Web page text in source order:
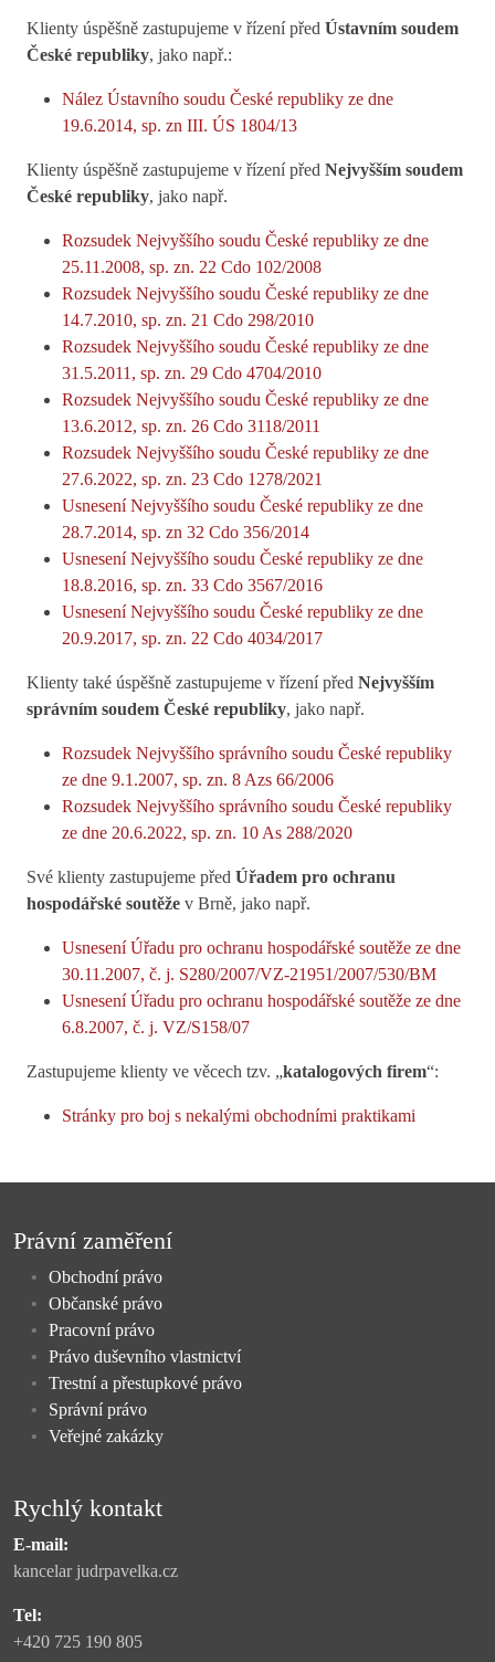
Klienty úspěšně zastupujeme v řízení před Ústavním soudem
České republiky, jako např.:
Nález Ústavního soudu České republiky ze dne
19.6.2014, sp. zn III. ÚS 1804/13
Klienty úspěšně zastupujeme v řízení před Nejvyšším soudem
České republiky, jako např.
Rozsudek Nejvyššího soudu České republiky ze dne
25.11.2008, sp. zn. 22 Cdo 102/2008
Rozsudek Nejvyššího soudu České republiky ze dne
14.7.2010, sp. zn. 21 Cdo 298/2010
Rozsudek Nejvyššího soudu České republiky ze dne
31.5.2011, sp. zn. 29 Cdo 4704/2010
Rozsudek Nejvyššího soudu České republiky ze dne
13.6.2012, sp. zn. 26 Cdo 3118/2011
Rozsudek Nejvyššího soudu České republiky ze dne
27.6.2022, sp. zn. 23 Cdo 1278/2021
Usnesení Nejvyššího soudu České republiky ze dne
28.7.2014, sp. zn 32 Cdo 356/2014
Usnesení Nejvyššího soudu České republiky ze dne
18.8.2016, sp. zn. 33 Cdo 3567/2016
Usnesení Nejvyššího soudu České republiky ze dne
20.9.2017, sp. zn. 22 Cdo 4034/2017
Klienty také úspěšně zastupujeme v řízení před Nejvyšším
správním soudem České republiky, jako např.
Rozsudek Nejvyššího správního soudu České republiky
ze dne 9.1.2007, sp. zn. 8 Azs 66/2006
Rozsudek Nejvyššího správního soudu České republiky
ze dne 20.6.2022, sp. zn. 10 As 288/2020
Své klienty zastupujeme před Úřadem pro ochranu
hospodářské soutěže v Brně, jako např.
Usnesení Úřadu pro ochranu hospodářské soutěže ze dne
30.11.2007, č. j. S280/2007/VZ-21951/2007/530/BM
Usnesení Úřadu pro ochranu hospodářské soutěže ze dne
6.8.2007, č. j. VZ/S158/07
Zastupujeme klienty ve věcech tzv. „katalogových firem“:
Stránky pro boj s nekalými obchodními praktikami
Právní zaměření
Obchodní právo
Občanské právo
Pracovní právo
Právo duševního vlastnictví
Trestní a přestupkové právo
Správní právo
Veřejné zakázky
Rychlý kontakt
E-mail:
kancelar judrpavelka.cz
Tel:
+420 725 190 805